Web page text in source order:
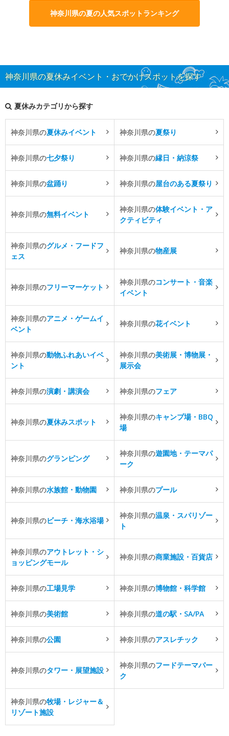
神奈川県の夏の人気スポットランキング
神奈川県の夏休みイベント・おでかけスポットを探す
夏休みカテゴリから探す
神奈川県の夏休みイベント 神奈川県の夏祭り
神奈川県の七夕祭り 神奈川県の縁日・納涼祭
神奈川県の盆踊り 神奈川県の屋台のある夏祭り
神奈川県の無料イベント
神奈川県の体験イベント・ア
クティビティ
神奈川県のグルメ・フードフ
ェス
神奈川県の物産展
神奈川県のフリーマーケット
神奈川県のコンサート・音楽
イベント
神奈川県のアニメ・ゲームイ
ベント
神奈川県の花イベント
神奈川県の動物ふれあいイベ
ント
神奈川県の美術展・博物展・
展示会
神奈川県の演劇・講演会 神奈川県のフェア
神奈川県の夏休みスポット
神奈川県のキャンプ場・BBQ
場
神奈川県のグランピング
神奈川県の遊園地・テーマパ
ーク
神奈川県の水族館・動物園 神奈川県のプール
神奈川県のビーチ・海水浴場
神奈川県の温泉・スパリゾー
ト
神奈川県のアウトレット・シ
ョッピングモール
神奈川県の商業施設・百貨店
神奈川県の工場見学 神奈川県の博物館・科学館
神奈川県の美術館 神奈川県の道の駅・SA/PA
神奈川県の公園 神奈川県のアスレチック
神奈川県のタワー・展望施設
神奈川県のフードテーマパー
ク
神奈川県の牧場・レジャー＆
リゾート施設